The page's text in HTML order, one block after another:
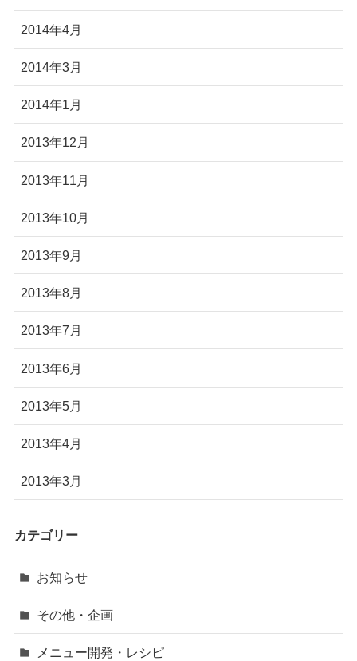
2014年4月
2014年3月
2014年1月
2013年12月
2013年11月
2013年10月
2013年9月
2013年8月
2013年7月
2013年6月
2013年5月
2013年4月
2013年3月
カテゴリー
お知らせ
その他・企画
メニュー開発・レシピ